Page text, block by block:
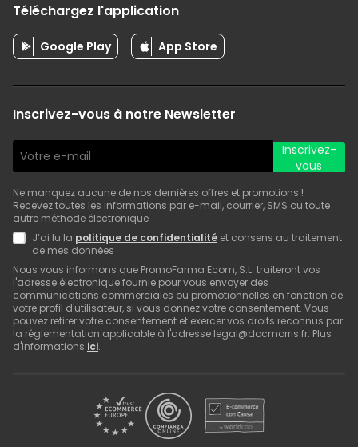
Téléchargez l'application
Google Play App Store
Inscrivez-vous à notre Newsletter
Inscrivez-
vous
Ne manquez aucune de nos dernières offres et promotions !
Recevez toutes les informations par e-mail, courrier, SMS ou toute
autre méthode électronique
J’ai lu la politique de confidentialité et consens au traitement
de mes données
Nous vous informons que PromoFarma Ecom, S.L. traiteront vos
l'adresse électronique fournie pour vous envoyer des
communications commerciales ou promotionnelles en fonction de
votre profil d'utilisateur, si vous donnez votre consentement. Vous
pouvez retirer votre consentement et exercer vos droits reconnus par
la réglementation applicable à l'adresse legal@docmorris.fr. Plus
d'informations ici.